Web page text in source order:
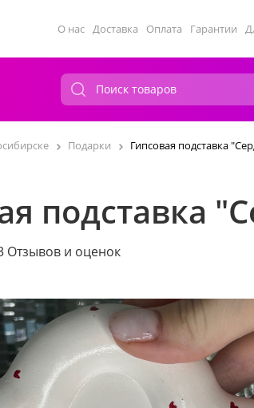
О нас Доставка Оплата Гарантии
Подарки Гипсовая подставка
подставка
Отзывов и оценок